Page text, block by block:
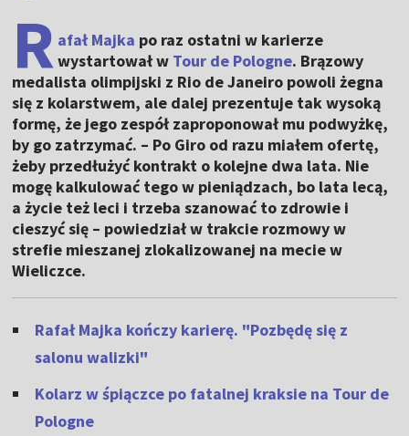
R afał Majka po raz ostatni w karierze
wystartował w Tour de Pologne. Brązowy
medalista olimpijski z Rio de Janeiro powoli żegna
się z kolarstwem, ale dalej prezentuje tak wysoką
formę, że jego zespół zaproponował mu podwyżkę,
by go zatrzymać. – Po Giro od razu miałem ofertę,
żeby przedłużyć kontrakt o kolejne dwa lata. Nie
mogę kalkulować tego w pieniądzach, bo lata lecą,
a życie też leci i trzeba szanować to zdrowie i
cieszyć się – powiedział w trakcie rozmowy w
strefie mieszanej zlokalizowanej na mecie w
Wieliczce.
Rafał Majka kończy karierę. "Pozbędę się z
salonu walizki"
Kolarz w śpiączce po fatalnej kraksie na Tour de
Pologne